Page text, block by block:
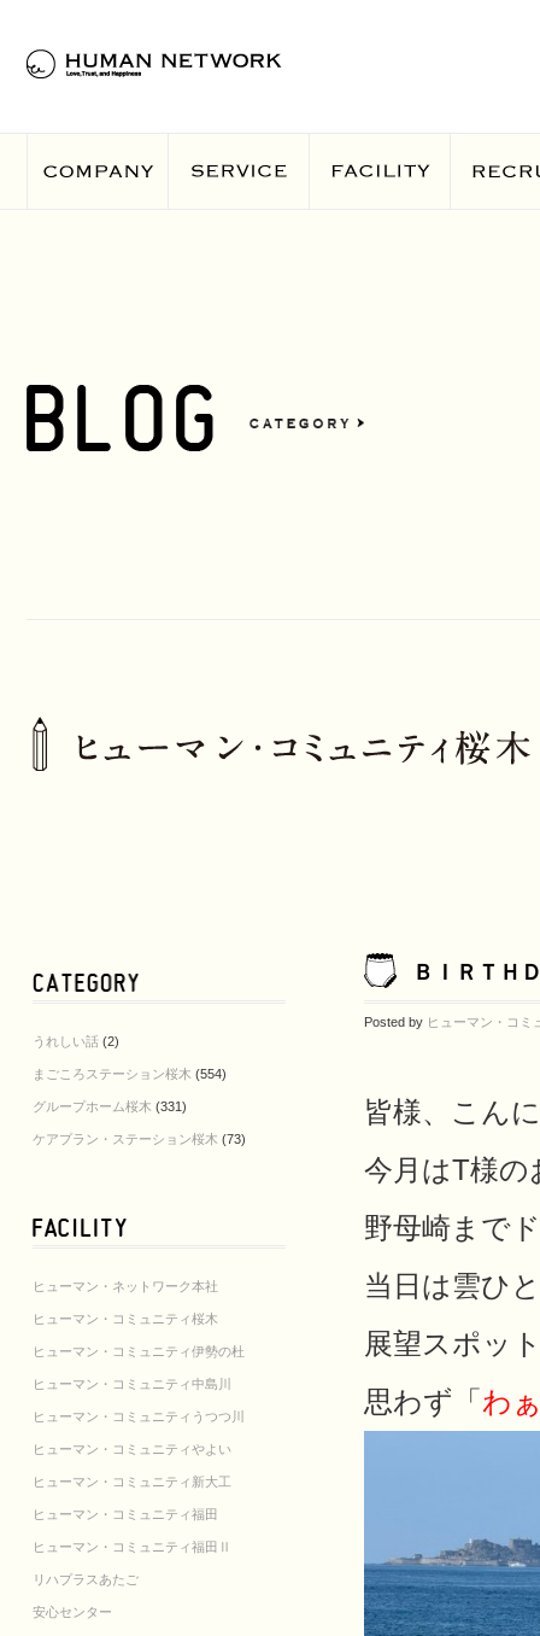
うれしい話 (2)
まごころステーション桜木 (554)
グループホーム桜木 (331)
ケアプラン・ステーション桜木 (73)
ヒューマン・ネットワーク本社
ヒューマン・コミュニティ桜木
ヒューマン・コミュニティ伊勢の杜
ヒューマン・コミュニティ中島川
ヒューマン・コミュニティうつつ川
ヒューマン・コミュニティやよい
ヒューマン・コミュニティ新大工
ヒューマン・コミュニティ福田
ヒューマン・コミュニティ福田Ⅱ
リハプラスあたご
安心センター
ＢＩＲＴＨ
Posted by ヒューマン・コミ
皆様、こん
今月はT様の
野母崎まで
当日は雲ひ
展望スポッ
思わず「 わ